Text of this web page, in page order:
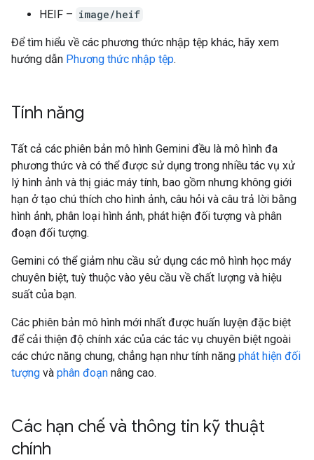
HEIF – image/heif
Để tìm hiểu về các phương thức nhập tệp khác, hãy xem
hướng dẫn Phương thức nhập tệp.
Tính năng
Tất cả các phiên bản mô hình Gemini đều là mô hình đa
phương thức và có thể được sử dụng trong nhiều tác vụ xử
lý hình ảnh và thị giác máy tính, bao gồm nhưng không giới
hạn ở tạo chú thích cho hình ảnh, câu hỏi và câu trả lời bằng
hình ảnh, phân loại hình ảnh, phát hiện đối tượng và phân
đoạn đối tượng.
Gemini có thể giảm nhu cầu sử dụng các mô hình học máy
chuyên biệt, tuỳ thuộc vào yêu cầu về chất lượng và hiệu
suất của bạn.
Các phiên bản mô hình mới nhất được huấn luyện đặc biệt
để cải thiện độ chính xác của các tác vụ chuyên biệt ngoài
các chức năng chung, chẳng hạn như tính năng phát hiện đối
tượng và phân đoạn nâng cao.
Các hạn chế và thông tin kỹ thuật
chính